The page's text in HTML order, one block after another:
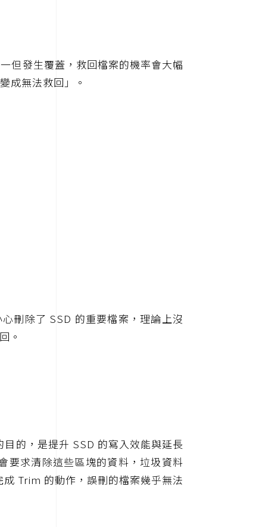
但發生覆蓋，救回檔案的機率會大幅
成無法救回」。
刪除了 SSD 的重要檔案，理論上沒
。
的，是提升 SSD 的寫入效能與延長
要求清除這些區塊的資料，垃圾資料
Trim 的動作，誤刪的檔案幾乎無法